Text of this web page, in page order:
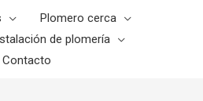
Plomero cerca
de plomería
Contacto